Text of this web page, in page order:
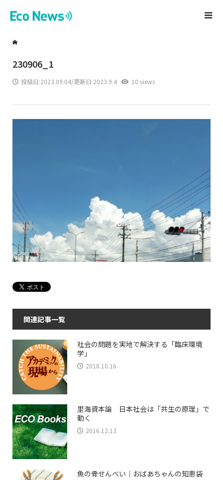
230906_1
投稿日:2023.09.04/更新日:2023.9.4 10 views
関連記事一覧
社会の問題を実地で解決する「臨床環境
学」
2018.10.16
里海資本論 日本社会は「共生の原理」で
動く
2016.12.13
魚の骨せんべい｜おばあちゃんの知恵袋